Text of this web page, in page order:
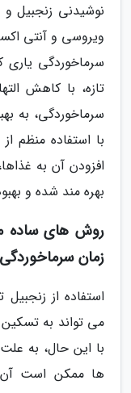
نوشیدنی زنجبیل
ویروسی و آنتی
سرماخوردگی یاری
تازه، با کاهش
سرماخوردگی، به
با استفاده منظم
افزودن آن به
بهره مند شده و
روش های ساده
زمان سرماخوردگی
استفاده از
می تواند به تسکین
با این حال، به
ها ممکن است آن